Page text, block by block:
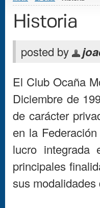
Historia
posted by
El Club Ocaña
Diciembre de
de carácter
en la
lucro integrada
principales
sus